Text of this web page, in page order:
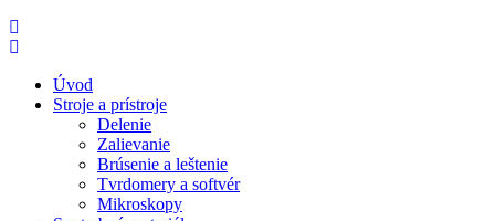
Úvod
Stroje a prístroje
Delenie
Zalievanie
Brúsenie a leštenie
Tvrdomery a softvér
Mikroskopy